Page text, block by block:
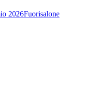
2026Fuorisalone